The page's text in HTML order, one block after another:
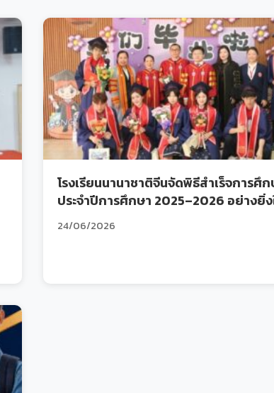
โรงเรียนนานาชาติจีนจัดพิธีสำเร็จการศึก
ประจำปีการศึกษา 2025–2026 อย่างยิ่
24/06/2026